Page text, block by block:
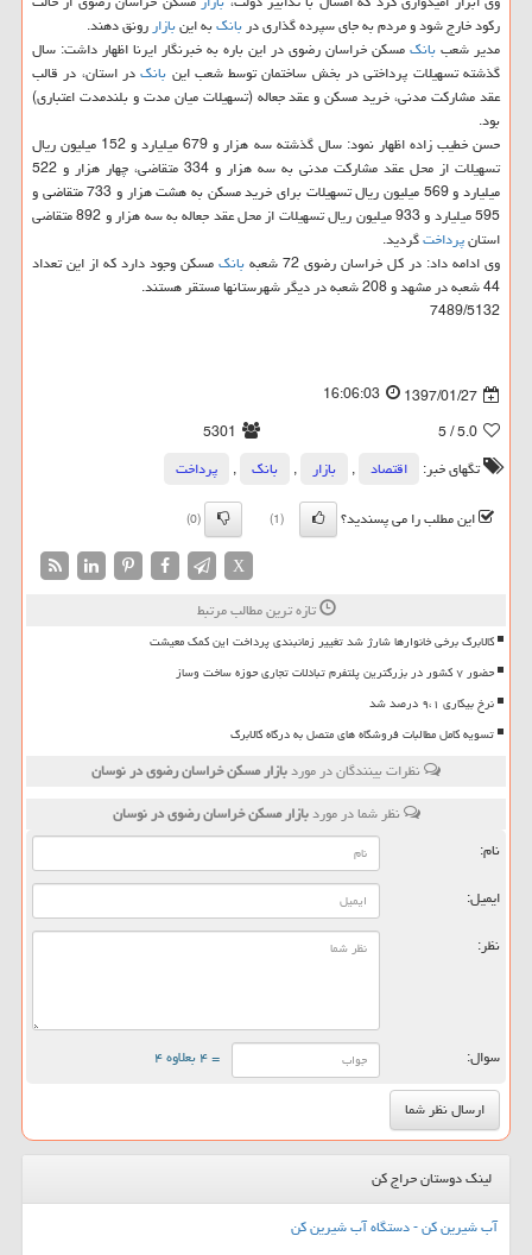
ركود خارج شود و مردم به جای سپرده گذاری دربانكبه اینبازاررونق دهند.
مدیر شعببانكمسكن خراسان رضوی در این باره به خبرنگار ایرنا اظهار داشت: سال
گذشته تسهیلات پرداختی در بخش ساختمان توسط شعب این بانكدر استان، در قالب
عقد مشاركت مدنی، خرید مسكن و عقد جعاله (تسهیلات میان مدت و بلندمدت اعتباری)
بود.
حسن خطیب زاده اظهار نمود: سال گذشته سه هزار و 679 میلیارد و 152 میلیون ریال
تسهیلات از محل عقد مشاركت مدنی به سه هزار و 334 متقاضی، چهار هزار و 522
میلیارد و 569 میلیون ریال تسهیلات برای خرید مسكن به هشت هزار و 733 متقاضی و
595 میلیارد و 933 میلیون ریال تسهیلات از محل عقد جعاله به سه هزار و 892 متقاضی
استانپرداختگردید.
وی ادامه داد: در كل خراسان رضوی 72 شعبه
بانكمسكن وجود دارد كه از این تعداد
44 شعبه در مشهد و 208 شعبه در دیگر شهرستانها مستقر هستند.
7489/5132
1397/01/27
16:06:03
5.0
/ 5
5301
تگهای خبر:
اقتصاد , بازار , بانك ,
پرداخت
این مطلب را می پسندید؟
(1)
(0)
X
تازه ترین مطالب مرتبط
کالابرگ برخی خانوارها شارژ شد تغییر زمانبندی پرداخت این کمک معیشت
حضور ۷ کشور در بزرگترین پلتفرم تبادلات تجاری حوزه ساخت وساز
نرخ بیکاری ۹،۱ درصد شد
تسویه کامل مطالبات فروشگاه های متصل به درگاه کالابرگ
نظرات بینندگان در موردبازار مسكن خراسان رضوی در نوسان
نظر شما در موردبازار مسكن خراسان رضوی در نوسان
نام:
ایمیل:
نظر:
سوال: = ۴ بعلاوه ۴
لینک دوستان حراج کن
آب شیرین کن - دستگاه آب شیرین کن